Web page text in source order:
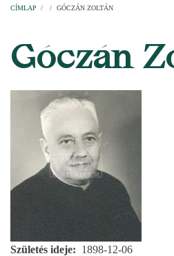
CÍMLAP / / GÓCZÁN ZOLTÁN
Góczán
Születés ideje
1898-12-06